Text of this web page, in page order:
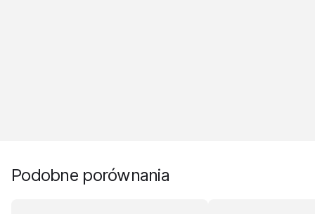
Podobne porównania